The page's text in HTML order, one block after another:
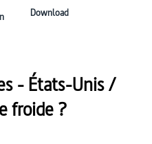
Download
- États-Unis /
froide ?